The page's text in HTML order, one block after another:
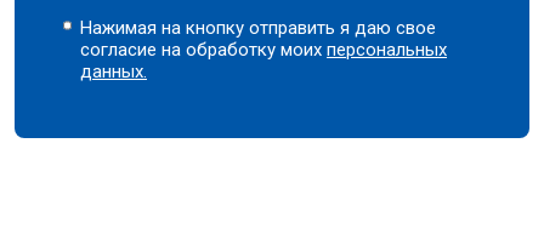
Нажимая на кнопку отправить я даю свое
согласие на обработку моихперсональных
данных.